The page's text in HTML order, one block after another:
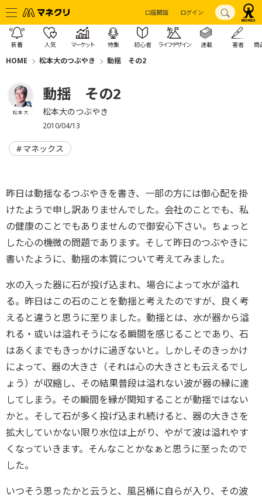
口座開設 ログイン
新着 人気 マーケット 特集 初心者 ライフデザイン 連載 著者 商
HOME 松本大のつぶやき 動揺 その2
松本 大
動揺 その2
松本大のつぶやき
2010/04/13
マネックス
昨日は動揺なるつぶやきを書き、一部の方には御心配を掛
けたようで申し訳ありませんでした。会社のことでも、私
の健康のことでもありませんので御安心下さい。ちょっと
した心の機微の問題であります。そして昨日のつぶやきに
書いたように、動揺の本質について考えてみました。
水の入った器に石が投げ込まれ、場合によって水が溢れ
る。昨日はこの石のことを動揺と考えたのですが、良く考
えると違うと思うに至りました。動揺とは、水が器から溢
れる・或いは溢れそうになる瞬間を感じることであり、石
はあくまでもきっかけに過ぎないと。しかしそのきっかけ
によって、器の大きさ（それは心の大きさとも云えるでし
ょう）が収縮し、その結果普段は溢れない波が器の縁に達
してしまう。その瞬間を縁が関知することが動揺ではない
かと。そして石が多く投げ込まれ続けると、器の大きさを
拡大していかない限り水位は上がり、やがて波は溢れやす
くなっていきます。そんなことかなぁと思うに至ったので
した。
いつそう思ったかと云うと、風呂桶に自らが入り、その波